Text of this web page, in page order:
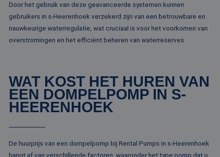
Door het gebruik van deze geavanceerde systemen kunnen
gebruikers in s-Heerenhoek verzekerd zijn van een betrouwbare en
nauwkeurige waterregulatie, wat cruciaal is voor het voorkomen van
overstromingen en het efficiënt beheren van waterreserves.
WAT KOST HET HUREN VAN
EEN DOMPELPOMP IN S-
HEERENHOEK
De huurprijs van een dompelpomp bij Rental Pumps in s-Heerenhoek
hangt af van verschillende factoren, waaronder het type pomp dat u
bepalen of de
browser van de
websitebezoeker
cookies
MR
Microsoft
1 week
Dit is een
analyses te
ANONCHK
Microsoft
Corporation
.c.clarity.ms
10 minuten
Deze cookie
verzamelt
mogelijk heeft
voordat hij de